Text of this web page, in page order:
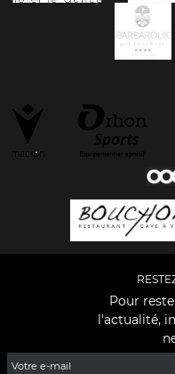
Pour
l'actualité,